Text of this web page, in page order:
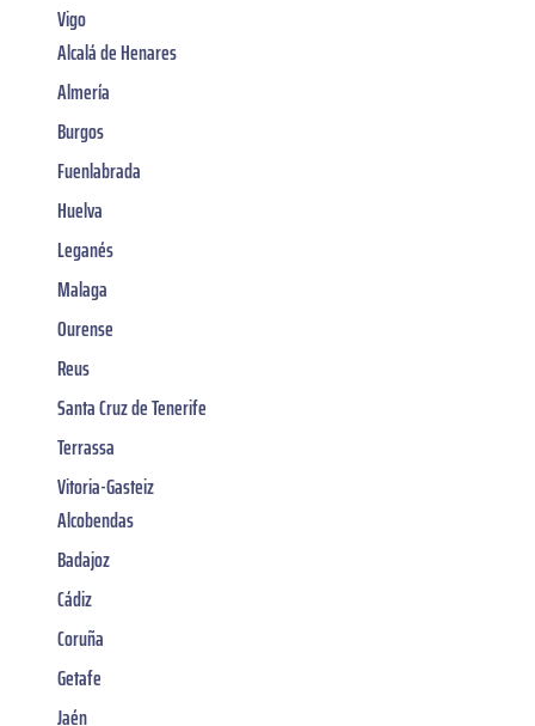
Vigo
Alcalá de Henares
Almería
Burgos
Fuenlabrada
Huelva
Leganés
Malaga
Ourense
Reus
Santa Cruz de Tenerife
Terrassa
Vitoria-Gasteiz
Alcobendas
Badajoz
Cádiz
Coruña
Getafe
Jaén